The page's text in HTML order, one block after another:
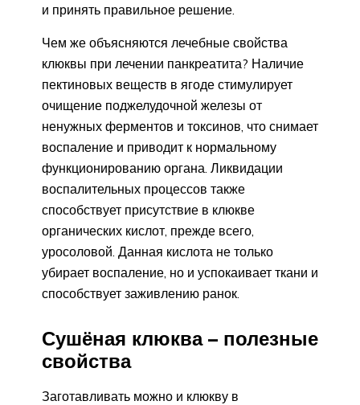
и принять правильное решение.
Чем же объясняются лечебные свойства
клюквы при лечении панкреатита? Наличие
пектиновых веществ в ягоде стимулирует
очищение поджелудочной железы от
ненужных ферментов и токсинов, что снимает
воспаление и приводит к нормальному
функционированию органа. Ликвидации
воспалительных процессов также
способствует присутствие в клюкве
органических кислот, прежде всего,
уросоловой. Данная кислота не только
убирает воспаление, но и успокаивает ткани и
способствует заживлению ранок.
Сушёная клюква – полезные
свойства
Заготавливать можно и клюкву в